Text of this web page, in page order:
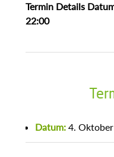
Termin Details
22:00
Datum: 4.